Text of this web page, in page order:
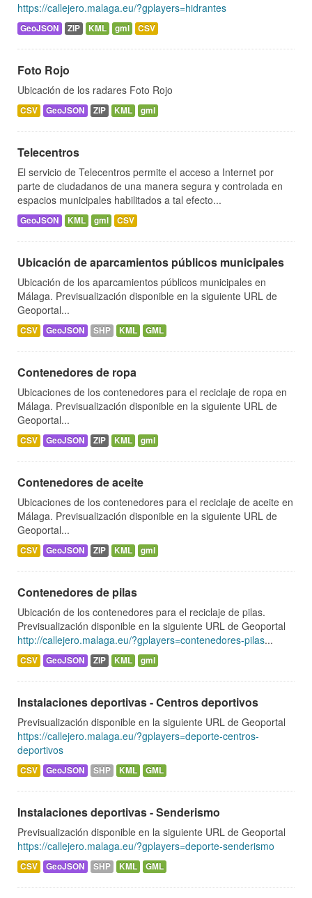
https://callejero.malaga.eu/?gplayers=hidrantes
GeoJSON ZIP KML gml CSV
Foto Rojo
Ubicación de los radares Foto Rojo
CSV GeoJSON ZIP KML gml
Telecentros
El servicio de Telecentros permite el acceso a Internet por
parte de ciudadanos de una manera segura y controlada en
espacios municipales habilitados a tal efecto...
GeoJSON KML gml CSV
Ubicación de aparcamientos públicos municipales
Ubicación de los aparcamientos públicos municipales en
Málaga. Previsualización disponible en la siguiente URL de
Geoportal...
CSV GeoJSON SHP KML GML
Contenedores de ropa
Ubicaciones de los contenedores para el reciclaje de ropa en
Málaga. Previsualización disponible en la siguiente URL de
Geoportal...
CSV GeoJSON ZIP KML gml
Contenedores de aceite
Ubicaciones de los contenedores para el reciclaje de aceite en
Málaga. Previsualización disponible en la siguiente URL de
Geoportal...
CSV GeoJSON ZIP KML gml
Contenedores de pilas
Ubicación de los contenedores para el reciclaje de pilas.
Previsualización disponible en la siguiente URL de Geoportal
http://callejero.malaga.eu/?gplayers=contenedores-pilas...
CSV GeoJSON ZIP KML gml
Instalaciones deportivas - Centros deportivos
Previsualización disponible en la siguiente URL de Geoportal
https://callejero.malaga.eu/?gplayers=deporte-centros-
deportivos
CSV GeoJSON SHP KML GML
Instalaciones deportivas - Senderismo
Previsualización disponible en la siguiente URL de Geoportal
https://callejero.malaga.eu/?gplayers=deporte-senderismo
CSV GeoJSON SHP KML GML